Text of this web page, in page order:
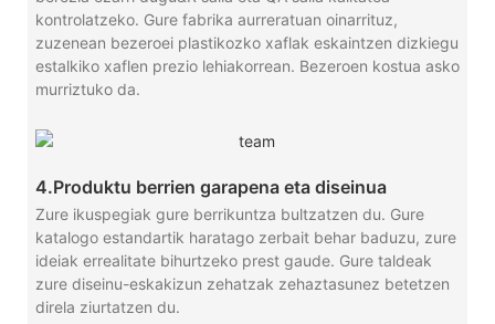
kontrolatzeko. Gure fabrika aurreratuan oinarrituz,
zuzenean bezeroei plastikozko xaflak eskaintzen dizkiegu
estalkiko xaflen prezio lehiakorrean. Bezeroen kostua asko
murriztuko da.
4.Produktu berrien garapena eta diseinua
Zure ikuspegiak gure berrikuntza bultzatzen du. Gure
katalogo estandartik haratago zerbait behar baduzu, zure
ideiak errealitate bihurtzeko prest gaude. Gure taldeak
zure diseinu-eskakizun zehatzak zehaztasunez betetzen
direla ziurtatzen du.